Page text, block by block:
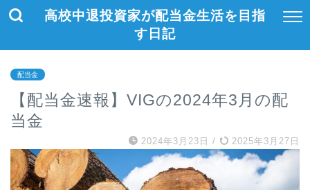
高校中退投資家が配当金生活を目指
す日記
配当金
【配当金速報】VIGの2024年3月の配
当金
2024年3月23日 / 2025年3月27日